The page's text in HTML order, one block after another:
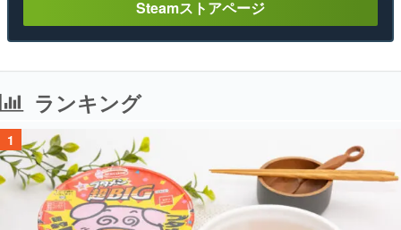
Steamストアページ
ランキング
1